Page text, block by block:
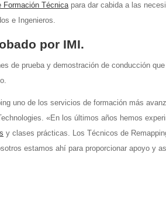
Formación Técnicapara dar cabida a las
e Ingenieros.
por IMI.
de prueba y demostración de conducción
uno de los servicios de formación más
«En los últimos años hemos
y clases prácticas. Los Técnicos de
estamos ahí para proporcionar apoyo y